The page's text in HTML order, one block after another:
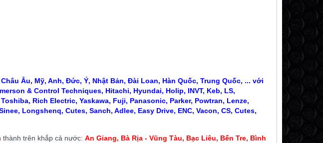
Châu Âu, Mỹ, Anh, Đức, Ý, Nhật Bản, Đài Loan, Hàn Quốc, Trung Quốc, ... với
& Control Techniques, Hitachi, Hyundai, Holip, INVT, Keb, LS,
Rich Electric, Yaskawa, Fuji, Panasonic, Parker, Powtran, Lenze,
Longshenq, Cutes, Sanch, Adlee, Easy Drive, ENC, Vacon, CS, Cutes,
thành trên khắp cả nước: An Giang, Bà Rịa - Vũng Tàu, Bạc Liêu, Bến Tre, Bình